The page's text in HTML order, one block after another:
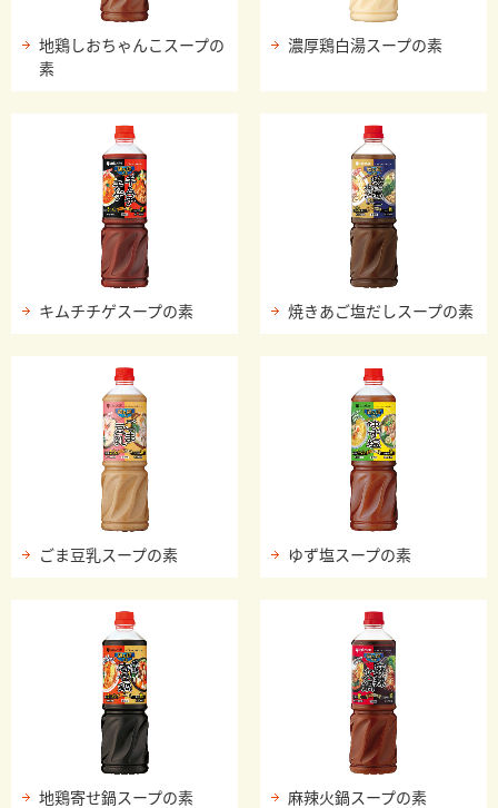
地鶏しおちゃんこスープの
素
濃厚鶏白湯スープの素
キムチチゲスープの素 焼きあご塩だしスープの素
ごま豆乳スープの素 ゆず塩スープの素
地鶏寄せ鍋スープの素 麻辣火鍋スープの素